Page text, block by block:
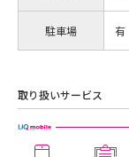
駐車場 有
取り扱いサービス